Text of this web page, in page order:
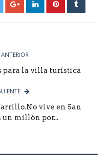
para la villa turística
vive en San
un millón por...